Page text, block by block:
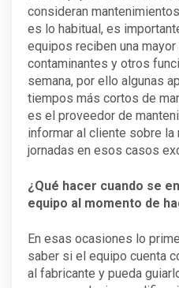
consideran
es lo habitual, es
equipos reciben una
contaminantes y otros
semana, por ello algunas
tiempos más cortos de
es el proveedor de
informar al cliente sobre
jornadas en esos casos
¿Qué hacer cuando se
equipo al momento de
En esas ocasiones lo
saber si el equipo cuenta
al fabricante y pueda